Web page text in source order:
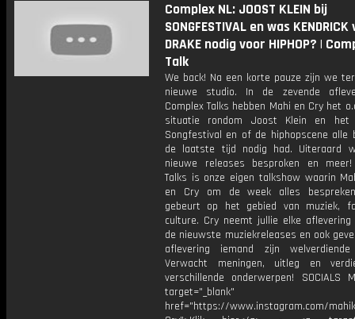
Complex NL: JOOST KLEIN bij
SONGFESTIVAL en was KENDRICK
DRAKE nodig voor HIPHOP? |
Talk
We back! Na een korte pauze zijn we
nieuwe studio. In de zevende
Complex Talks hebben Mahi en Cry het
situatie rondom Joost Klein en het
Songfestival en of de hiphopscene alle
de laatste tijd nodig had. Uiteraard
nieuwe releases besproken en meer!
Talks is onze eigen talkshow waarin
en Cry om de week alles
gebeurt op het gebied van muziek,
culture. Cry neemt jullie elke
de nieuwste muziekreleases en ook
aflevering iemand zijn
Verwacht meningen, uitleg en
verschillende onderwerpen! SOCIALS
target="_blank"
href="https://www.instagram.com/